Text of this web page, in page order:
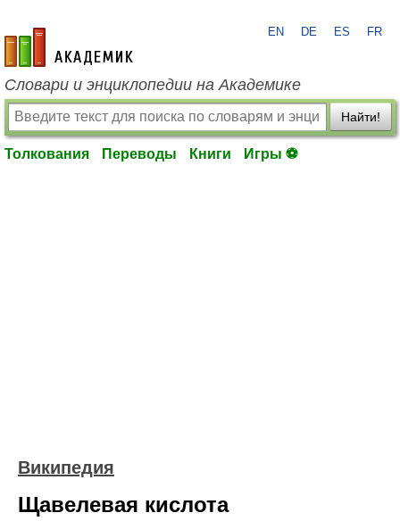
academic.ru
EN DE ES FR
Словари и энциклопедии на Академике
Найти!
Толкования Переводы Книги Игры ⚽
Википедия
Щавелевая кислота